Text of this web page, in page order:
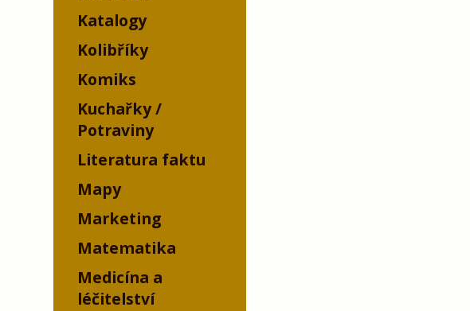
Katalogy
Kolibříky
Komiks
Kuchařky /
Potraviny
Literatura faktu
Mapy
Marketing
Matematika
Medicína a
léčitelství